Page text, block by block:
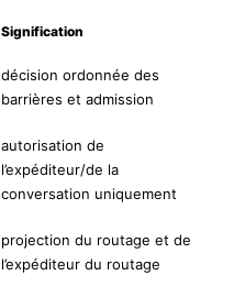
Signification
décision ordonnée des
barrières et admission
autorisation de
l’expéditeur/de la
conversation uniquement
projection du routage et de
l’expéditeur du routage